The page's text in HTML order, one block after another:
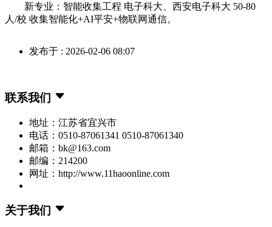
新专业：智能收集工程 电子科大、西安电子科大 50-80
人/校 收集智能化+AI平安+物联网通信。
发布于 : 2026-02-06 08:07
联系我们
地址：江苏省宜兴市
电话：0510-87061341 0510-87061340
邮箱：bk@163.com
邮编：214200
网址：http://www.11haoonline.com
关于我们